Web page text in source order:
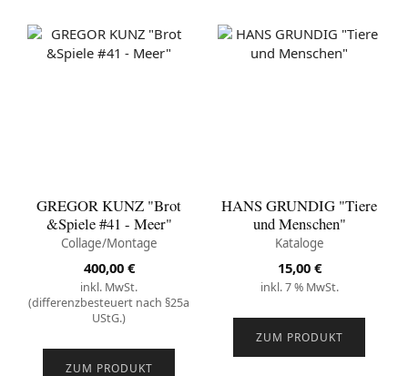
GREGOR KUNZ "Brot
&Spiele #41 - Meer"
Collage/Montage
400,00 €
inkl. MwSt.
(differenzbesteuert nach §25a
UStG.)
ZUM PRODUKT
HANS GRUNDIG "Tiere
und Menschen"
Kataloge
15,00 €
inkl. 7 % MwSt.
ZUM PRODUKT